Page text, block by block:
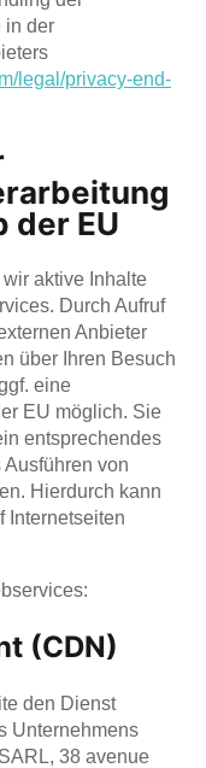
in der
legal/privacy-end-
der EU
aktive Inhalte
Durch Aufruf
Anbieter
über Ihren Besuch
eine
EU möglich. Sie
entsprechendes
von
Hierdurch kann
Internetseiten
(CDN)
den Dienst
Unternehmens
38 avenue